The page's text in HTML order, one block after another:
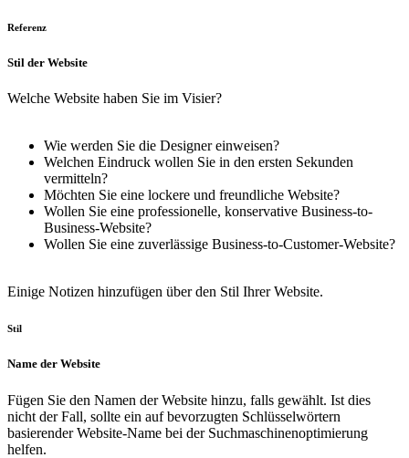
Referenz
Stil der Website
Welche Website haben Sie im Visier?
Wie werden Sie die Designer einweisen?
Welchen Eindruck wollen Sie in den ersten Sekunden
vermitteln?
Möchten Sie eine lockere und freundliche Website?
Wollen Sie eine professionelle, konservative Business-to-
Business-Website?
Wollen Sie eine zuverlässige Business-to-Customer-Website?
Einige Notizen hinzufügen über den Stil Ihrer Website.
Stil
Name der Website
Fügen Sie den Namen der Website hinzu, falls gewählt. Ist dies
nicht der Fall, sollte ein auf bevorzugten Schlüsselwörtern
basierender Website-Name bei der Suchmaschinenoptimierung
helfen.